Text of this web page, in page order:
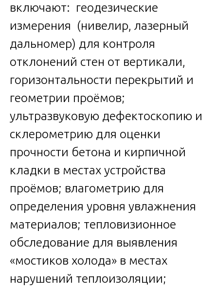
включают: геодезические
измерения (нивелир, лазерный
дальномер) для контроля
отклонений стен от вертикали,
горизонтальности перекрытий и
геометрии проёмов;
ультразвуковую дефектоскопию и
склерометрию для оценки
прочности бетона и кирпичной
кладки в местах устройства
проёмов; влагометрию для
определения уровня увлажнения
материалов; тепловизионное
обследование для выявления
«мостиков холода» в местах
нарушений теплоизоляции;